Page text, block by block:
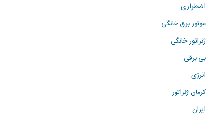
اضطراری
موتور برق خانگی
ژنراتور خانگی
بی برقی
انرژی
کرمان ژنراتور
ایران